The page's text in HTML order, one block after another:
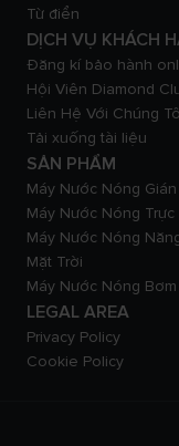
Từ điển
DỊCH VỤ KHÁCH
Đăng kí bảo hành
Hội Viên Diamond
Liên Hệ Với Chúng
Tải xuống tài liệu
SẢN PHẨM
Máy Nước Nóng
Máy Nước Nóng Trực
Máy Nước Nóng
Mặt Trời
Máy Nước Nóng
LEGAL AREA
Privacy Policy
Cookie Policy